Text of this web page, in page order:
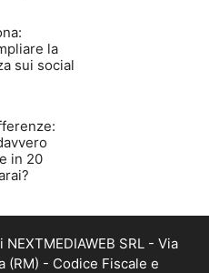
la
sui social
in 20
SRL - Via
(RM) - Codice Fiscale e